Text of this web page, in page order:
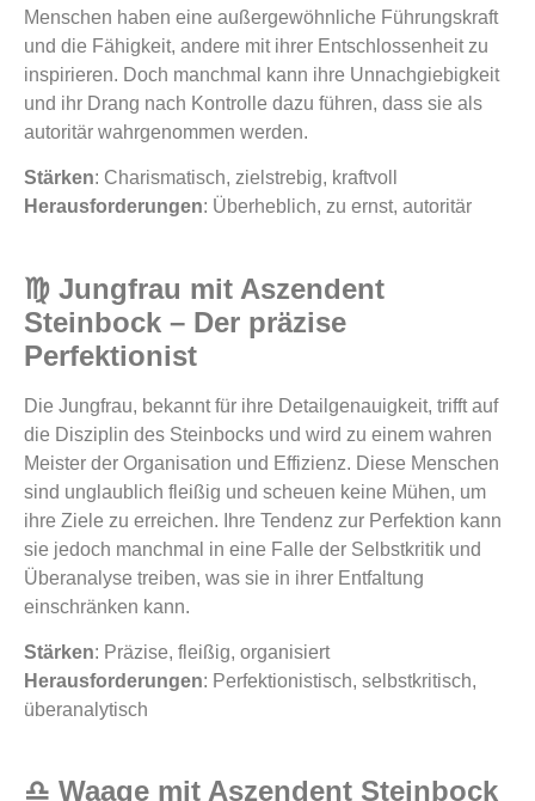
Menschen haben eine außergewöhnliche Führungskraft
und die Fähigkeit, andere mit ihrer Entschlossenheit zu
inspirieren. Doch manchmal kann ihre Unnachgiebigkeit
und ihr Drang nach Kontrolle dazu führen, dass sie als
autoritär wahrgenommen werden.
Stärken: Charismatisch, zielstrebig, kraftvoll
Herausforderungen: Überheblich, zu ernst, autoritär
♍ Jungfrau mit Aszendent
Steinbock – Der präzise
Perfektionist
Die Jungfrau, bekannt für ihre Detailgenauigkeit, trifft auf
die Disziplin des Steinbocks und wird zu einem wahren
Meister der Organisation und Effizienz. Diese Menschen
sind unglaublich fleißig und scheuen keine Mühen, um
ihre Ziele zu erreichen. Ihre Tendenz zur Perfektion kann
sie jedoch manchmal in eine Falle der Selbstkritik und
Überanalyse treiben, was sie in ihrer Entfaltung
einschränken kann.
Stärken: Präzise, fleißig, organisiert
Herausforderungen: Perfektionistisch, selbstkritisch,
überanalytisch
♎ Waage mit Aszendent Steinbock